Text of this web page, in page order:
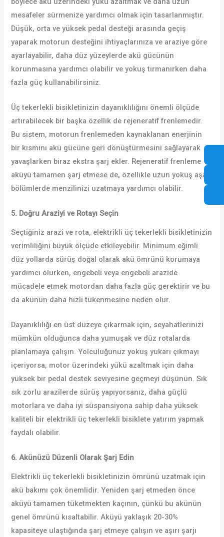
mesafeler sürmenize yardımcı olmak için tasarlanmıştır.
Düşük, orta ve yüksek pedal desteği arasında geçiş
yaparak motorun desteğini ihtiyaçlarınıza ve araziye göre
ayarlayabilir, daha düz yüzeylerde akü gücünün
korunmasına yardımcı olabilir ve yokuş tırmanırken daha
fazla güç kullanabilirsiniz.
Üç tekerlekli bisikletinizin dayanıklılığını önemli ölçüde
artırabilecek bir başka özellik de rejeneratif frenlemedir.
Bu sistem, motorun frenlemeden kaynaklanan enerjinin
bir kısmını akü gücüne geri dönüştürmesini sağlayarak
yavaşlarken biraz ekstra şarj ekler. Rejeneratif frenleme
aküyü tamamen şarj etmese de, özellikle uzun yokuş aşağı
bölümlerde menzilinizi uzatmaya yardımcı olabilir.
5. Doğru Araziyi ve Rotayı Seçin
Seçtiğiniz arazi ve rota, elektrikli üç tekerlekli bisikletinizin
verimliliğini büyük ölçüde etkileyebilir. Minimum eğimli
düz yollarda sürüş doğal olarak akü ömrünü korumaya
yardımcı olurken, engebeli veya engebeli arazide
mücadele etmek motordan daha fazla güç gerektirir ve bu
da akünün daha hızlı tükenmesine neden olur.
Dayanıklılığı en üst düzeye çıkarmak için, seyahatlerinizi
mümkün olduğunca daha yumuşak ve düz rotalarda
planlamaya çalışın. Yolculuğunuz yokuş yukarı çıkmayı
içeriyorsa, motor üzerindeki yükü azaltmak için daha
yüksek bir pedal destek seviyesine geçmeyi düşünün. Sık
sık zorlu arazilerde sürüş yapıyorsanız, daha güçlü
motorlara ve daha iyi süspansiyona sahip daha yüksek
kaliteli bir elektrikli üç tekerlekli bisiklete yatırım yapmak
faydalı olabilir.
6. Akünüzü Düzenli Olarak Şarj Edin
Elektrikli üç tekerlekli bisikletinizin ömrünü uzatmak için
akü bakımı çok önemlidir. Yeniden şarj etmeden önce
aküyü tamamen tüketmekten kaçının, çünkü bu akünün
genel ömrünü kısaltabilir. Aküyü yaklaşık 20-30%
kapasiteye ulaştığında şarj etmeye çalışın ve aşırı şarjı